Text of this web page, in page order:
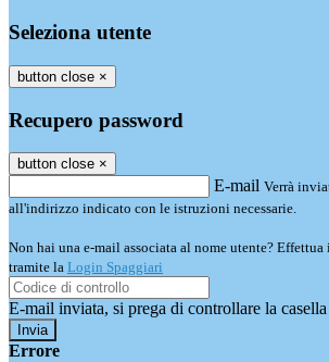
Seleziona utente
button close ×
Recupero password
button close ×
E-mail Verrà
all'indirizzo indicato con le istruzioni necessarie.
Non hai una e-mail associata al nome utente? Effettua
tramite la Login Spaggiari
E-mail inviata, si prega di controllare la
Errore